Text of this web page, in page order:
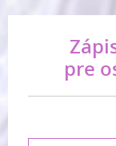
pre